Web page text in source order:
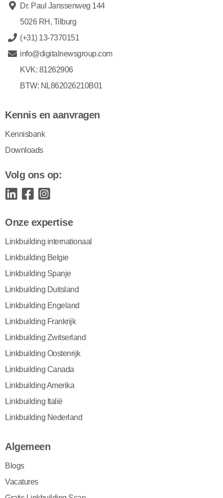
Dr. Paul Janssenweg 144
5026 RH, Tilburg
(+31) 13-7370151
info@digitalnewsgroup.com
KVK: 81262906
BTW: NL862026210B01
Kennis en aanvragen
Kennisbank
Downloads
Volg ons op:
Onze expertise
Linkbuilding internationaal
Linkbuilding Belgie
Linkbuilding Spanje
Linkbuilding Duitsland
Linkbuilding Engeland
Linkbuilding Frankrijk
Linkbuilding Zwitserland
Linkbuilding Oostenrijk
Linkbuilding Canada
Linkbuilding Amerika
Linkbuilding Italië
Linkbuilding Nederland
Algemeen
Blogs
Vacatures